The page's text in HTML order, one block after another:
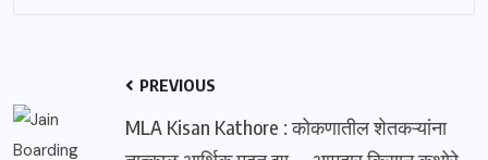
PREVIOUS
MLA Kisan Kathore : कोकणातील शेतकऱ्यांना